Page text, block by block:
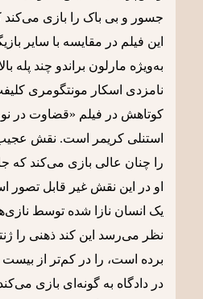
جسور و بی باک را بازی
این فیلم در مقایسه با سایر
به‌ویژه مارلون براندو چند پله
نامزدی اسکار مونتگومری
کوتاهش در فیلم «قضاوت در
استنلی کریمر است. نقش
را چنان عالی بازی می‌کند که
او در این نقش غیر قابل
یک انسان نازا شده توسط
نظر می‌رسد این کند ذهنی را
برده است، را در کم‌تر از
در دادگاه به گونه‌ای بازی